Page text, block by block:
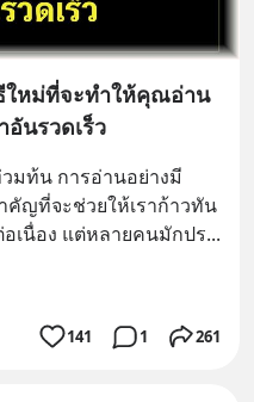
ใหม่ที่จะทำให้คุณอ่าน
นรวดเร็ว
มท้น การอ่านอย่างมี
ญที่จะช่วยให้เราก้าวทัน
เนื่อง แต่หลายคนมักปร
141 1 261